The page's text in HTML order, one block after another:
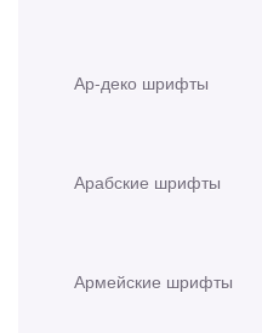
Ар-деко шрифты
Арабские шрифты
Армейские шрифты